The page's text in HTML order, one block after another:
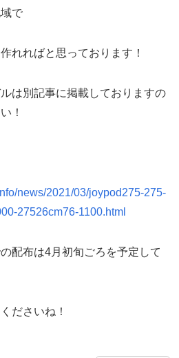
で
れればと思っております！
は別記事に掲載しておりますの
！
news/2021/03/joypod275-275-
27526cm76-1100.html
配布は4月初旬ごろを予定して
ださいね！